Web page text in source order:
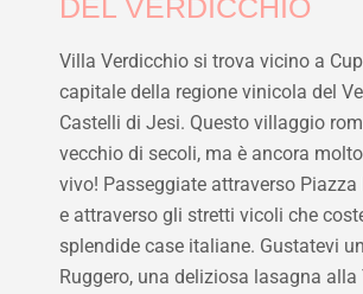
DEL VERDICCHIO
Villa Verdicchio si trova vicino a
capitale della regione vinicola del
Castelli di Jesi. Questo villaggio
vecchio di secoli, ma è ancora molto
vivo! Passeggiate attraverso Piazza
e attraverso gli stretti vicoli che
splendide case italiane. Gustatevi
Ruggero, una deliziosa lasagna alla